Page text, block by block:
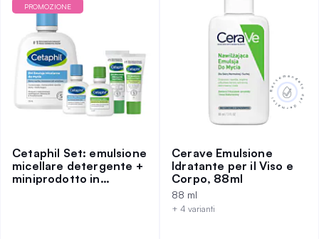
PROMOZIONE
Cetaphil Set: emulsione
micellare detergente +
miniprodotto in
Cerave Emulsione
Idratante per il Viso e
Corpo, 88ml
88 ml
+ 4 varianti